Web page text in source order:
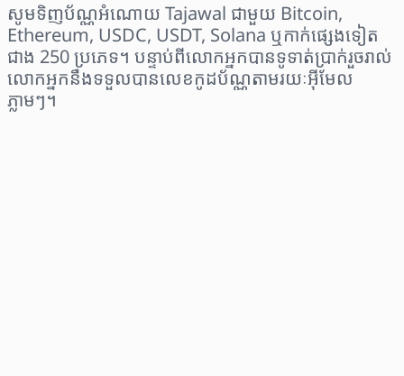
សូមទិញប័ណ្ណអំណោយ Tajawal ជាមួយ Bitcoin,
Ethereum, USDC, USDT, Solana ឬកាក់ផ្សេងទៀត
ជាង 250 ប្រភេទ។ បន្ទាប់ពីលោកអ្នកបានទូទាត់ប្រាក់រួចរាល់
លោកអ្នកនឹងទទួលបានលេខកូដប័ណ្ណតាមរយៈអ៊ីមែល
ភ្លាមៗ។